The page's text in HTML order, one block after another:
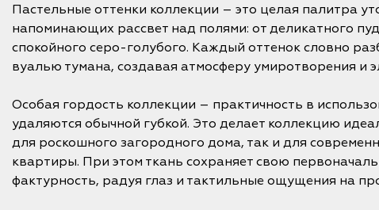
Пастельные оттенки коллекции – это целая палитра
напоминающих рассвет над полями: от деликатного
спокойного серо-голубого. Каждый оттенок словно
вуалью тумана, создавая атмосферу умиротворения и
Особая гордость коллекции – практичность в
удаляются обычной губкой. Это делает коллекцию
для роскошного загородного дома, так и для
квартиры. При этом ткань сохраняет свою
фактурность, радуя глаз и тактильные ощущения на